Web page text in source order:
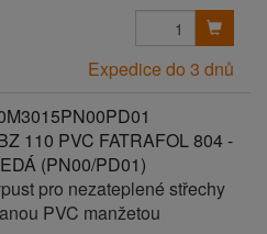
Expedice do 3 dnů
110 PVC FATRAFOL 804 -
(PN00/PD01)
pro nezateplené střechy
PVC manžetou